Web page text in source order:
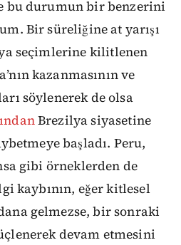
bu durumun bir benzerini
Bir süreliğine at yarışı
seçimlerine kilitlenen
kazanmasının ve
söylenerek de olsa
Brezilya siyasetine
başladı. Peru,
gibi örneklerden de
kaybının, eğer kitlesel
gelmezse, bir sonraki
devam etmesini